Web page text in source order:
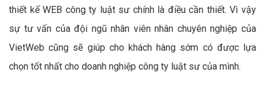
thiết kế WEB công ty luật sư chính là điều cần thiết. Vì vậy
sự tư vấn của đội ngũ nhân viên nhân chuyên nghiệp của
VietWeb cũng sẽ giúp cho khách hàng sớm có được lựa
chọn tốt nhất cho doanh nghiệp công ty luật sư của mình.